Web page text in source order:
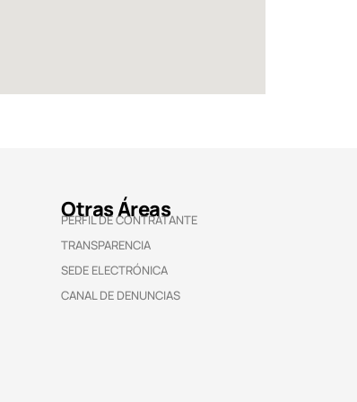
Otras Áreas
PERFIL DE CONTRATANTE
TRANSPARENCIA
SEDE ELECTRÓNICA
CANAL DE DENUNCIAS